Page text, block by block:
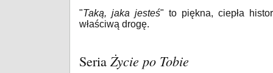
"Taką, jaka jesteś" to piękna, ciepła
właściwą drogę.
Seria Życie po Tobie